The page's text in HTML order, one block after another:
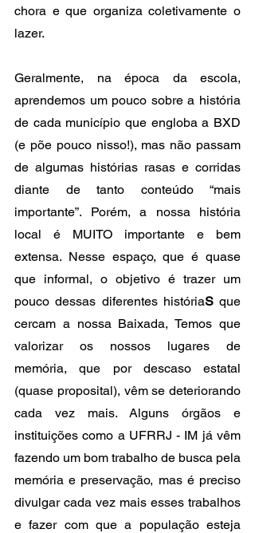
chora e que organiza coletivamente o
lazer.
Geralmente, na época da escola,
aprendemos um pouco sobre a história
de cada município que engloba a BXD
(e põe pouco nisso!), mas não passam
de algumas histórias rasas e corridas
diante de tanto conteúdo “mais
importante”. Porém, a nossa história
local é MUITO importante e bem
extensa. Nesse espaço, que é quase
que informal, o objetivo é trazer um
pouco dessas diferentes históriaS que
cercam a nossa Baixada, Temos que
valorizar os nossos lugares de
memória, que por descaso estatal
(quase proposital), vêm se deteriorando
cada vez mais. Alguns órgãos e
instituições como a UFRRJ - IM já vêm
fazendo um bom trabalho de busca pela
memória e preservação, mas é preciso
divulgar cada vez mais esses trabalhos
e fazer com que a população esteja